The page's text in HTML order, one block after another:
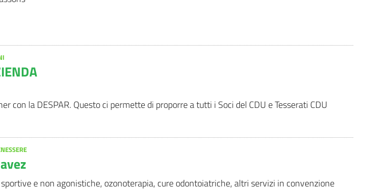
con la DESPAR. Questo ci permette di proporre a tutti i Soci del CDU e Tesserati CDU
e non agonistiche, ozonoterapia, cure odontoiatriche, altri servizi in convenzione